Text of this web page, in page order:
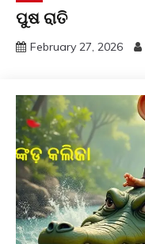
ପୁଷ ରାତି
February 27, 2026